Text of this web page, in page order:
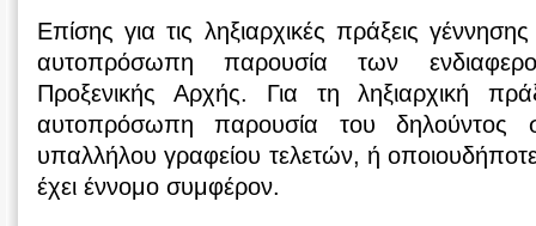
Επίσης για τις ληξιαρχικές πράξεις
αυτοπρόσωπη παρουσία των
Προξενικής Αρχής. Για τη ληξιαρχική
αυτοπρόσωπη παρουσία του δηλούντος
υπαλλήλου γραφείου τελετών, ή
έχει έννομο συμφέρον.